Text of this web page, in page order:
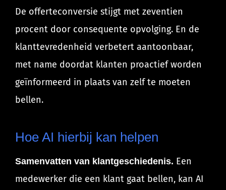
De offerteconversie stijgt met zeventien
procent door consequente opvolging. En de
klanttevredenheid verbetert aantoonbaar,
met name doordat klanten proactief worden
geïnformeerd in plaats van zelf te moeten
bellen.
Hoe AI hierbij kan helpen
Samenvatten van klantgeschiedenis. Een
medewerker die een klant gaat bellen, kan AI